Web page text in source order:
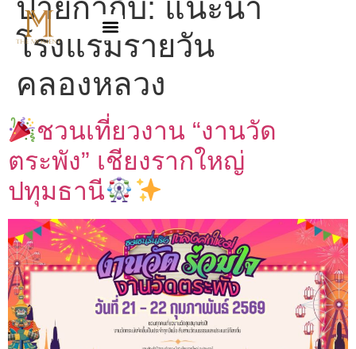
ป้ายกำกับ: แนะนำ
โรงแรมรายวัน
คลองหลวง
ชวนเที่ยวงาน “งานวัด
ตระพัง” เชียงรากใหญ่
ปทุมธานี